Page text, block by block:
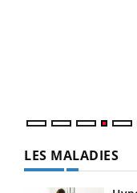
LES MALADIES